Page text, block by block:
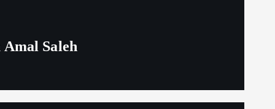
Saleh